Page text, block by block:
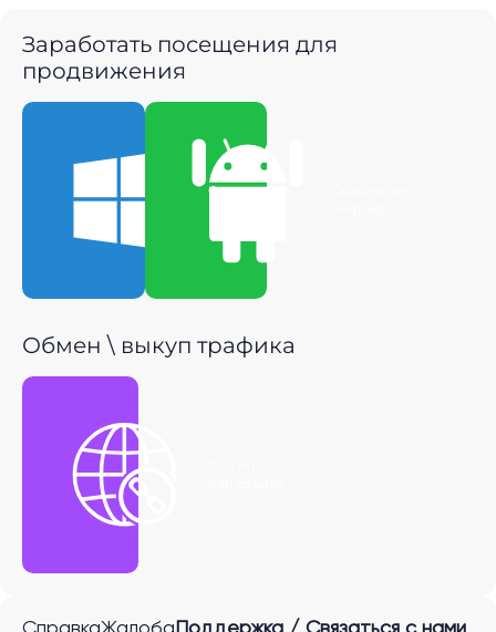
Заработать посещения для
продвижения
Скачать для
Обмен \ выкуп трафика